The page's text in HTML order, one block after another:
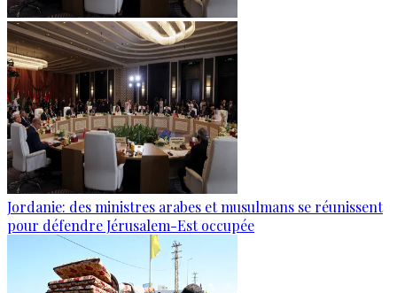
Jordanie: des ministres arabes et musulmans se réunissent
pour défendre Jérusalem-Est occupée